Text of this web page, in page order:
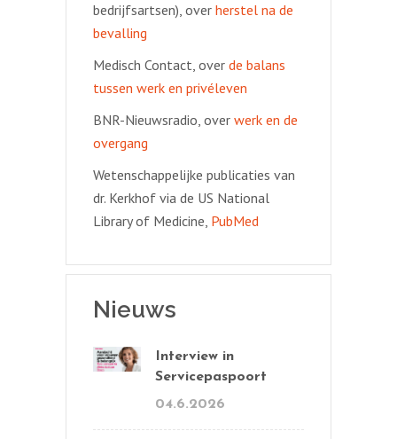
bedrijfsartsen), over herstel na de
bevalling
Medisch Contact, over de balans
tussen werk en privéleven
BNR-Nieuwsradio, over werk en de
overgang
Wetenschappelijke publicaties van
dr. Kerkhof via de US National
Library of Medicine, PubMed
Nieuws
Interview in
Servicepaspoort
04.6.2026